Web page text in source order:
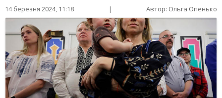
14 березня 2024, 11:18 | Автор: Ольга Опенько